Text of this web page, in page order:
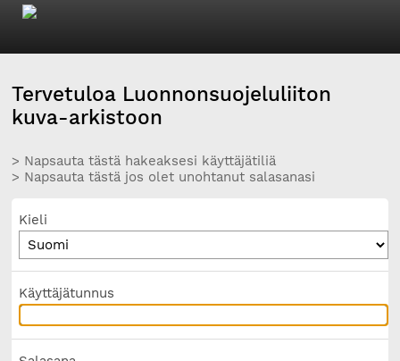
Tervetuloa Luonnonsuojeluliiton
kuva-arkistoon
> Napsauta tästä hakeaksesi käyttäjätiliä
> Napsauta tästä jos olet unohtanut salasanasi
Kieli
Käyttäjätunnus